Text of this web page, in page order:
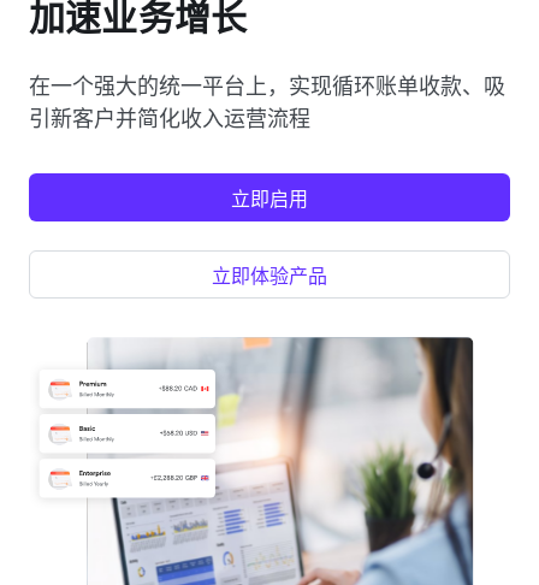
加速业务增长
在一个强大的统一平台上，实现循环账单收款、吸
引新客户并简化收入运营流程
立即启用
立即体验产品